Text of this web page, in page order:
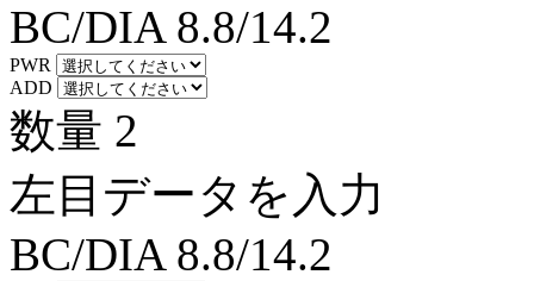
BC/DIA 8.8/14.2
PWR
ADD
数量 2
左目データを入力
BC/DIA 8.8/14.2